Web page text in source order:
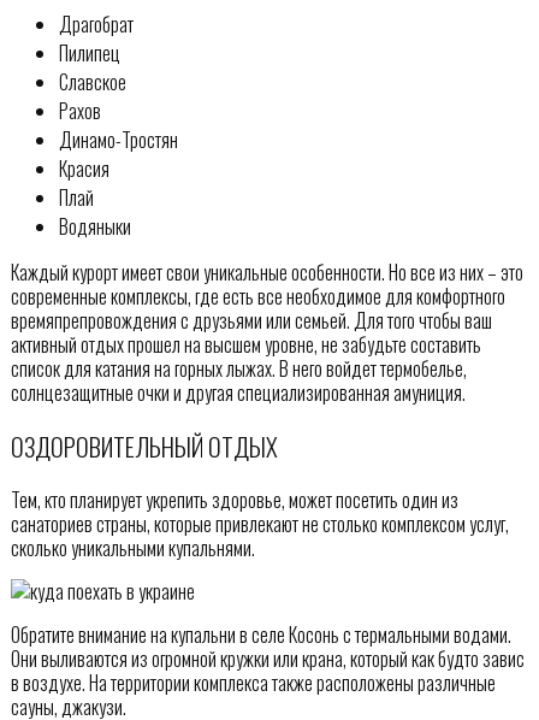
Драгобрат
Пилипец
Славское
Рахов
Динамо-Тростян
Красия
Плай
Водяныки
Каждый курорт имеет свои уникальные особенности. Но все из них – это
современные комплексы, где есть все необходимое для комфортного
времяпрепровождения с друзьями или семьей. Для того чтобы ваш
активный отдых прошел на высшем уровне, не забудьте составить
список для катания на горных лыжах. В него войдет термобелье,
солнцезащитные очки и другая специализированная амуниция.
ОЗДОРОВИТЕЛЬНЫЙ ОТДЫХ
Тем, кто планирует укрепить здоровье, может посетить один из
санаториев страны, которые привлекают не столько комплексом услуг,
сколько уникальными купальнями.
Обратите внимание на купальни в селе Косонь с термальными водами.
Они выливаются из огромной кружки или крана, который как будто завис
в воздухе. На территории комплекса также расположены различные
сауны, джакузи.